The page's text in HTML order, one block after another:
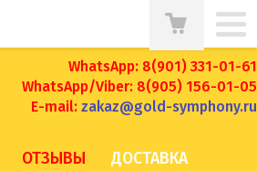
WhatsApp: 8(901) 331-01-61
WhatsApp/Viber: 8(905) 156-01-05
E-mail: zakaz@gold-symphony.ru
ОТЗЫВЫ
ДОСТАВКА